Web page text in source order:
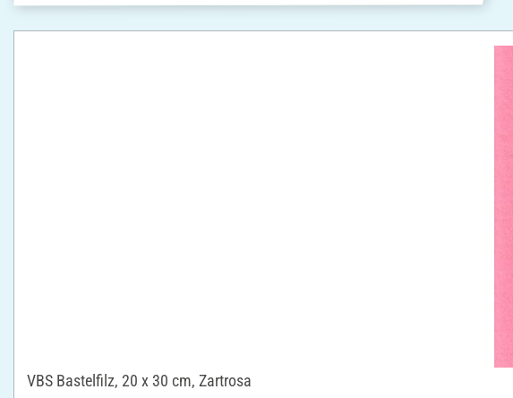
VBS Bastelfilz, 20 x 30 cm, Zartrosa